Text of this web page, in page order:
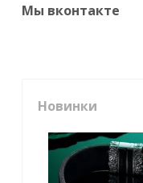
Мы вконтакте
Новинки